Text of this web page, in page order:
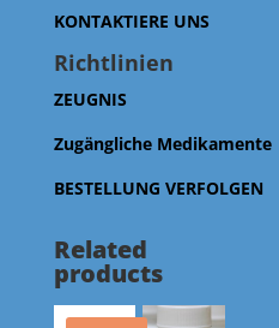
KONTAKTIERE UNS
Richtlinien
ZEUGNIS
Zugängliche Medikamente
BESTELLUNG VERFOLGEN
Related
products